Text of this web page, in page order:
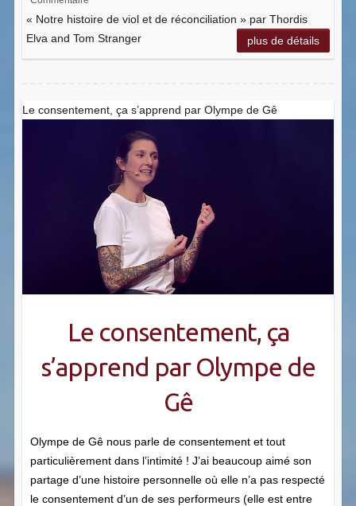
« Notre histoire de viol et de réconciliation » par Thordis
Elva and Tom Stranger
plus de détails
Le consentement, ça s’apprend par Olympe de Gê
Le consentement, ça
s’apprend par Olympe de
Gê
Olympe de Gê nous parle de consentement et tout
particulièrement dans l’intimité ! J’ai beaucoup aimé son
partage d’une histoire personnelle où elle n’a pas respecté
le consentement d’un de ses performeurs (elle est entre